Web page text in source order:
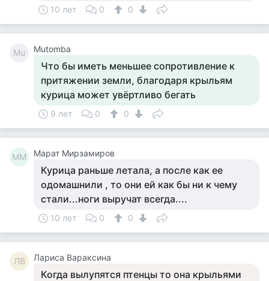
10 лет 0 0
Mu Mutomba
Что бы иметь меньшее сопротивление к
притяжении земли, благодаря крыльям
курица может увёртливо бегать
9 лет 0 0
ММ Марат Мирзамиров
Курица раньше летала, а после как ее
одомашнили , то они ей как бы ни к чему
стали...ноги выручат всегда....
10 лет 0 0
ЛВ Лариса Вараксина
Когда вылупятся птенцы то она крыльями